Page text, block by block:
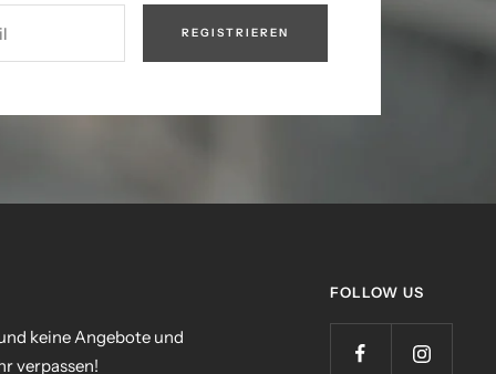
REGISTRIEREN
keine Angebote und
verpassen!
FOLLOW US